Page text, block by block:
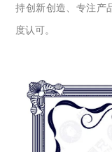
持创新创造、专注产
度认可。